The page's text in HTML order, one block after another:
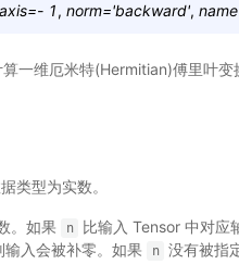
axis=- 1, norm='backward', name
一维厄米特(Hermitian)傅里叶变
类型为实数。
。如果 n 比输入 Tensor 中对应
入会被补零。如果
n 没有被指